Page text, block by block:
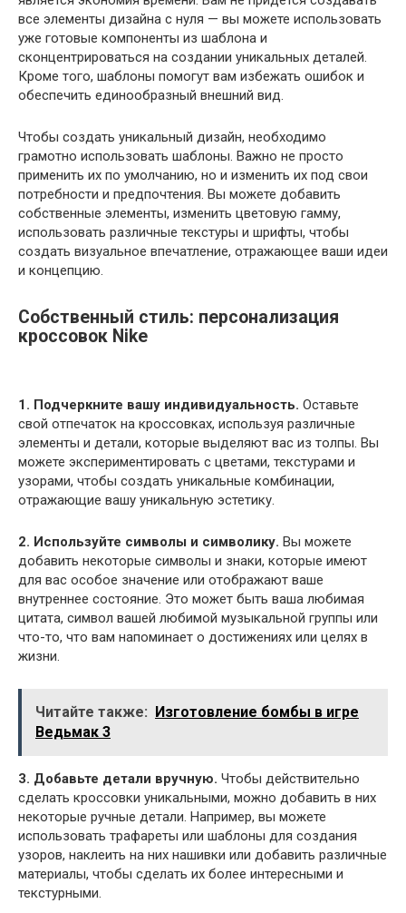
все элементы дизайна с нуля — вы можете использовать
уже готовые компоненты из шаблона и
сконцентрироваться на создании уникальных деталей.
Кроме того, шаблоны помогут вам избежать ошибок и
обеспечить единообразный внешний вид.
Чтобы создать уникальный дизайн, необходимо
грамотно использовать шаблоны. Важно не просто
применить их по умолчанию, но и изменить их под свои
потребности и предпочтения. Вы можете добавить
собственные элементы, изменить цветовую гамму,
использовать различные текстуры и шрифты, чтобы
создать визуальное впечатление, отражающее ваши идеи
и концепцию.
Собственный стиль: персонализация
кроссовок Nike
1. Подчеркните вашу индивидуальность. Оставьте
свой отпечаток на кроссовках, используя различные
элементы и детали, которые выделяют вас из толпы. Вы
можете экспериментировать с цветами, текстурами и
узорами, чтобы создать уникальные комбинации,
отражающие вашу уникальную эстетику.
2. Используйте символы и символику. Вы можете
добавить некоторые символы и знаки, которые имеют
для вас особое значение или отображают ваше
внутреннее состояние. Это может быть ваша любимая
цитата, символ вашей любимой музыкальной группы или
что-то, что вам напоминает о достижениях или целях в
жизни.
Читайте также:
Изготовление бомбы в игре
Ведьмак 3
3. Добавьте детали вручную. Чтобы действительно
сделать кроссовки уникальными, можно добавить в них
некоторые ручные детали. Например, вы можете
использовать трафареты или шаблоны для создания
узоров, наклеить на них нашивки или добавить различные
материалы, чтобы сделать их более интересными и
текстурными.